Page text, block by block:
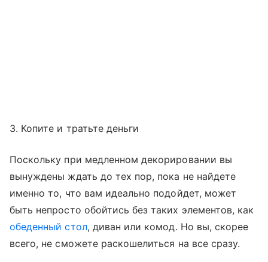
3. Копите и тратьте деньги
Поскольку при медленном декорировании вы
вынуждены ждать до тех пор, пока не найдете
именно то, что вам идеально подойдет, может
быть непросто обойтись без таких элементов, как
обеденный стол, диван или комод. Но вы, скорее
всего, не сможете раскошелиться на все сразу.